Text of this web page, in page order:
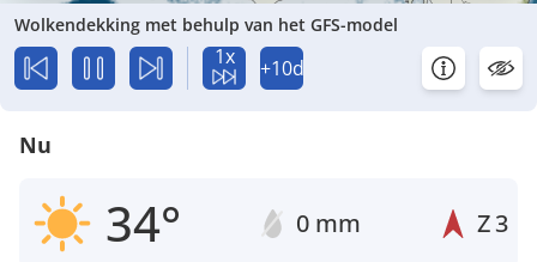
Wolkendekking met behulp van het GFS-model
1x +10d
Nu
34° 0 mm Z3